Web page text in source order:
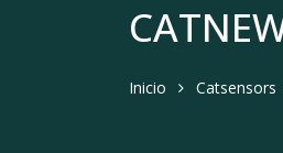
Inicio Catsensors